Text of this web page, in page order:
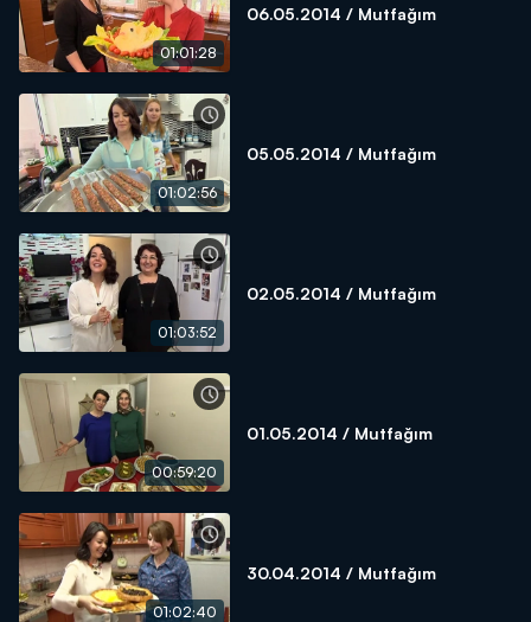
01:01:28
06.05.2014 / Mutfağım
01:02:56
05.05.2014 / Mutfağım
01:03:52
02.05.2014 / Mutfağım
00:59:20
01.05.2014 / Mutfağım
01:02:40
30.04.2014 / Mutfağım